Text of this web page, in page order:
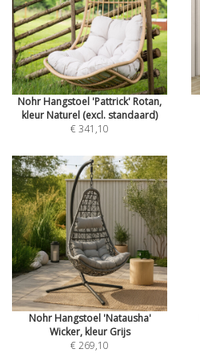
Nohr Hangstoel 'Pattrick' Rotan,
kleur Naturel (excl. standaard)
€ 341,10
Nohr Hangstoel 'Natausha'
Wicker, kleur Grijs
€ 269,10